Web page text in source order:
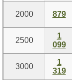
2000 879
2500
1
099
3000
1
319